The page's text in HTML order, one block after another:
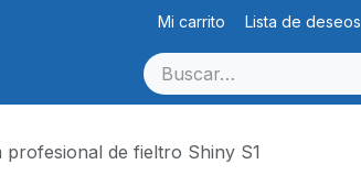
Mi carrito Lista de deseos
profesional de fieltro Shiny S1